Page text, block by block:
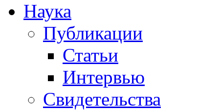
Наука
Публикации
Статьи
Интервью
Свидетельства